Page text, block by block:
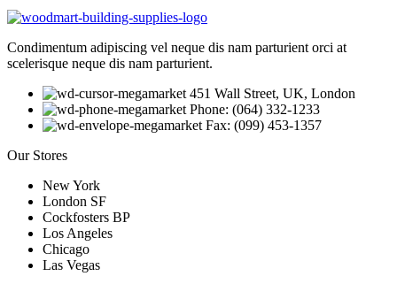
Condimentum adipiscing vel neque dis nam parturient orci at
scelerisque neque dis nam parturient.
451 Wall Street, UK, London
Phone: (064) 332-1233
Fax: (099) 453-1357
Our Stores
New York
London SF
Cockfosters BP
Los Angeles
Chicago
Las Vegas